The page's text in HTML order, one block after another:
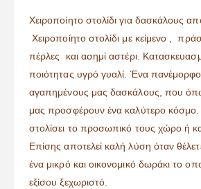
Χειροποίητο στολίδι για δασκάλους
Χειροποίητο στολίδι με κείμενο ,
πέρλες και ασημί αστέρι.
ποιότητας υγρό γυαλί. Ένα
αγαπημένους μας δασκάλους, που
μας προσφέρουν ένα καλύτερο
στολίσει το προσωπικό τους χώρο ή
Επίσης αποτελεί καλή λύση όταν
ένα μικρό και οικονομικό δωράκι το
εξίσου ξεχωριστό.